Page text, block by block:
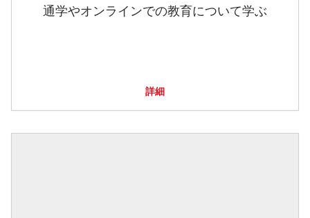
通学やオンラインでの教育について学ぶ
詳細